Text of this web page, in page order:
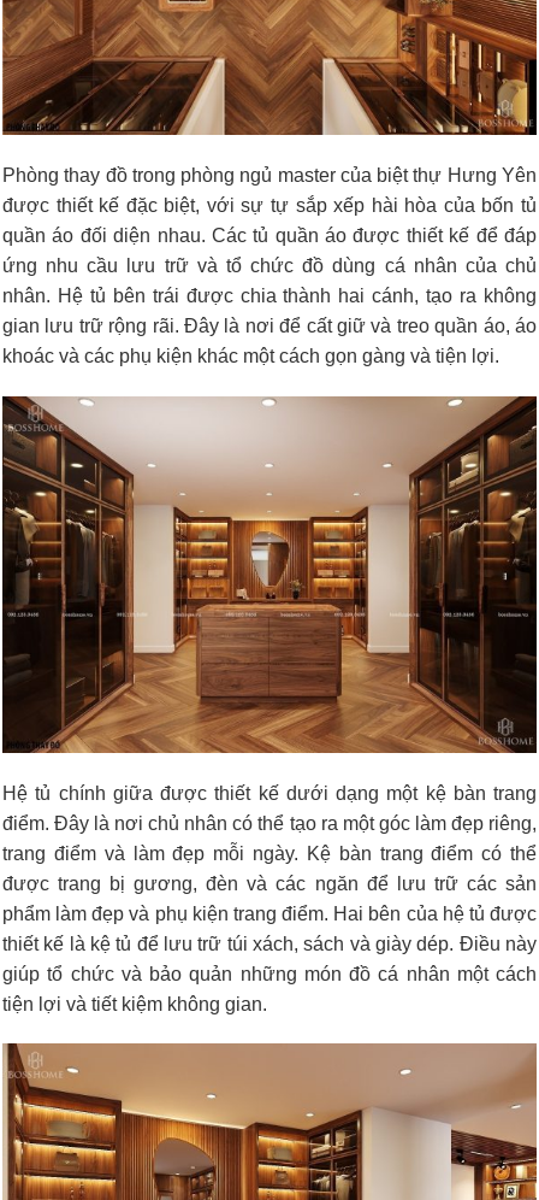
Phòng thay đồ trong phòng ngủ master của biệt thự Hưng Yên
được thiết kế đặc biệt, với sự tự sắp xếp hài hòa của bốn tủ
quần áo đối diện nhau. Các tủ quần áo được thiết kế để đáp
ứng nhu cầu lưu trữ và tổ chức đồ dùng cá nhân của chủ
nhân. Hệ tủ bên trái được chia thành hai cánh, tạo ra không
gian lưu trữ rộng rãi. Đây là nơi để cất giữ và treo quần áo, áo
khoác và các phụ kiện khác một cách gọn gàng và tiện lợi.
Hệ tủ chính giữa được thiết kế dưới dạng một kệ bàn trang
điểm. Đây là nơi chủ nhân có thể tạo ra một góc làm đẹp riêng,
trang điểm và làm đẹp mỗi ngày. Kệ bàn trang điểm có thể
được trang bị gương, đèn và các ngăn để lưu trữ các sản
phẩm làm đẹp và phụ kiện trang điểm. Hai bên của hệ tủ được
thiết kế là kệ tủ để lưu trữ túi xách, sách và giày dép. Điều này
giúp tổ chức và bảo quản những món đồ cá nhân một cách
tiện lợi và tiết kiệm không gian.